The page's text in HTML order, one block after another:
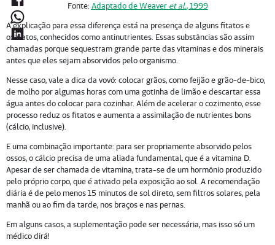
Fonte: Adaptado de Weaver et al., 1999
A explicação para essa diferença está na presença de alguns fitatos e
oxalatos, conhecidos como antinutrientes. Essas substâncias são assim
chamadas porque sequestram grande parte das vitaminas e dos minerais
antes que eles sejam absorvidos pelo organismo.
Nesse caso, vale a dica da vovó: colocar grãos, como feijão e grão-de-bico,
de molho por algumas horas com uma gotinha de limão e descartar essa
água antes do colocar para cozinhar. Além de acelerar o cozimento, esse
processo reduz os fitatos e aumenta a assimilação de nutrientes bons
(cálcio, inclusive).
E uma combinação importante: para ser propriamente absorvido pelos
ossos, o cálcio precisa de uma aliada fundamental, que é a vitamina D.
Apesar de ser chamada de vitamina, trata-se de um hormônio produzido
pelo próprio corpo, que é ativado pela exposição ao sol. A recomendação
diária é de pelo menos 15 minutos de sol direto, sem filtros solares, pela
manhã ou ao fim da tarde, nos braços e nas pernas.
Em alguns casos, a suplementação pode ser necessária, mas isso só um
médico dirá!